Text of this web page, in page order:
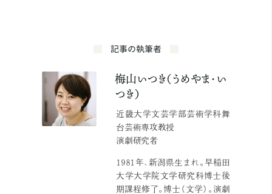
記事の執筆者
梅山いつき（うめやま・い
つき）
近畿大学文芸学部芸術学科舞
台芸術専攻教授
演劇研究者
1981年、新潟県生まれ。早稲田
大学大学院文学研究科博士後
期課程修了。博士（文学）。演劇